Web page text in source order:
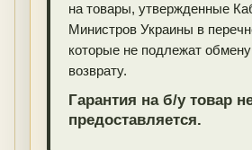
на товары, утвержденные
Министров Украины в
которые не подлежат
возврату.
Гарантия на б/у товар
предоставляется.